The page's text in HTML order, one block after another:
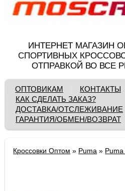
ИНТЕРНЕТ МАГАЗИН
СПОРТИВНЫХ
ОТПРАВКОЙ ВО ВСЕ
ОПТОВИКАМ
КОНТАКТЫ
КАК СДЕЛАТЬ ЗАКАЗ?
ДОСТАВКА/ОТСЛЕЖИВАНИЕ
ГАРАНТИЯ/ОБМЕН/ВОЗВРАТ
Кроссовки Оптом » Puma »